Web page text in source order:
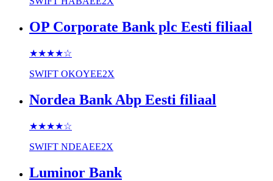
OP Corporate Bank plc Eesti filiaal
★★★★☆
SWIFT OKOYEE2X
Nordea Bank Abp Eesti filiaal
★★★★☆
SWIFT NDEAEE2X
Luminor Bank